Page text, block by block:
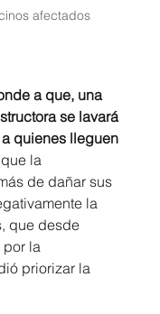
afectados
a que, una
se lavará
quienes lleguen
la
de dañar sus
la
que desde
por la
priorizar la